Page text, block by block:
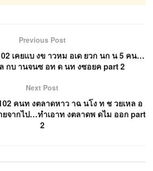
Previous Post
เคยแบ งข าวหม อเด ยวก นก น 5 คน…
กบ านจนซ อท ด นท งซอยค part 2
Next Post
คนท งตลาดหาว าฉ นโง ท ช วยเหล อ
จากไป…ทำเอาท งตลาดพ ดไม ออก part
2